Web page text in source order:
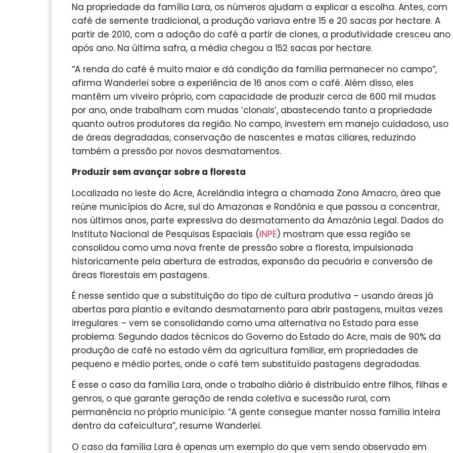
Na propriedade da família Lara, os números ajudam a explicar a escolha. Antes, com
café de semente tradicional, a produção variava entre 15 e 20 sacas por hectare. A
partir de 2010, com a adoção do café a partir de clones, a produtividade cresceu ano
após ano. Na última safra, a média chegou a 152 sacas por hectare.
“A renda do café é muito maior e dá condição da família permanecer no campo”,
afirma Wanderlei sobre a experiência de 16 anos com o café. Além disso, eles
mantêm um viveiro próprio, com capacidade de produzir cerca de 600 mil mudas
por ano, onde trabalham com mudas ‘clonais’, abastecendo tanto a propriedade
quanto outros produtores da região. No campo, investem em manejo cuidadoso, uso
de áreas degradadas, conservação de nascentes e matas ciliares, reduzindo
também a pressão por novos desmatamentos.
Produzir sem avançar sobre a floresta
Localizada no leste do Acre, Acrelândia integra a chamada Zona Amacro, área que
reúne municípios do Acre, sul do Amazonas e Rondônia e que passou a concentrar,
nos últimos anos, parte expressiva do desmatamento da Amazônia Legal. Dados do
Instituto Nacional de Pesquisas Espaciais (INPE) mostram que essa região se
consolidou como uma nova frente de pressão sobre a floresta, impulsionada
historicamente pela abertura de estradas, expansão da pecuária e conversão de
áreas florestais em pastagens.
É nesse sentido que a substituição do tipo de cultura produtiva – usando áreas já
abertas para plantio e evitando desmatamento para abrir pastagens, muitas vezes
irregulares – vem se consolidando como uma alternativa no Estado para esse
problema. Segundo dados técnicos do Governo do Estado do Acre, mais de 90% da
produção de café no estado vêm da agricultura familiar, em propriedades de
pequeno e médio portes, onde o café tem substituído pastagens degradadas.
É esse o caso da família Lara, onde o trabalho diário é distribuído entre filhos, filhas e
genros, o que garante geração de renda coletiva e sucessão rural, com
permanência no próprio município. “A gente consegue manter nossa família inteira
dentro da cafeicultura”, resume Wanderlei.
O caso da família Lara é apenas um exemplo do que vem sendo observado em